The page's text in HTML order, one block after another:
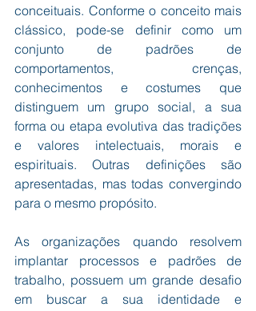
conceituais. Conforme o conceito mais
clássico, pode-se definir como um
conjunto de padrões de
comportamentos, crenças,
conhecimentos e costumes que
distinguem um grupo social, a sua
forma ou etapa evolutiva das tradições
e valores intelectuais, morais e
espirituais. Outras definições são
apresentadas, mas todas convergindo
para o mesmo propósito.
As organizações quando resolvem
implantar processos e padrões de
trabalho, possuem um grande desafio
em buscar a sua identidade e